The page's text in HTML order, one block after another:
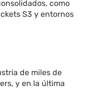
como
S3 y entornos
de miles de
y en la última